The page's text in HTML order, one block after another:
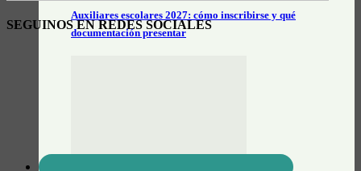
Auxiliares escolares 2027: cómo inscribirse y qué
documentación presentar
SEGUINOS EN REDES SOCIALES